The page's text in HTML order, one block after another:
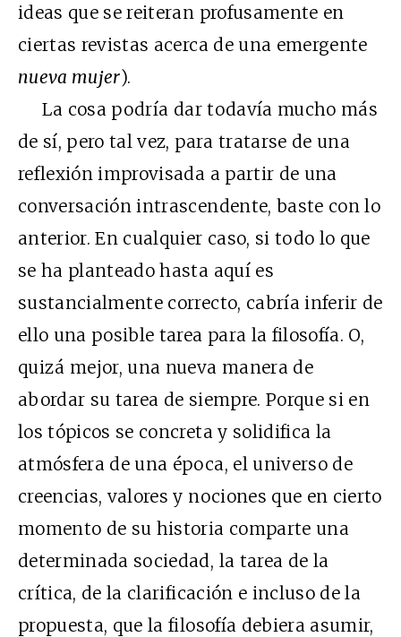
ideas que se reiteran profusamente en
ciertas revistas acerca de una emergente
nueva mujer).
La cosa podría dar todavía mucho más
de sí, pero tal vez, para tratarse de una
reflexión improvisada a partir de una
conversación intrascendente, baste con lo
anterior. En cualquier caso, si todo lo que
se ha planteado hasta aquí es
sustancialmente correcto, cabría inferir de
ello una posible tarea para la filosofía. O,
quizá mejor, una nueva manera de
abordar su tarea de siempre. Porque si en
los tópicos se concreta y solidifica la
atmósfera de una época, el universo de
creencias, valores y nociones que en cierto
momento de su historia comparte una
determinada sociedad, la tarea de la
crítica, de la clarificación e incluso de la
propuesta, que la filosofía debiera asumir,